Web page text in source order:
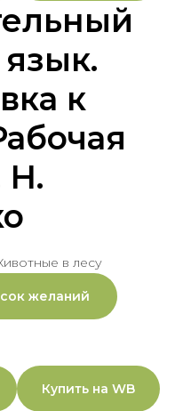
к
Н.
желаний
Купить на WB